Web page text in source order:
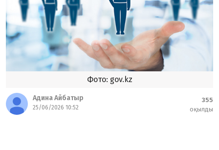
Фото: gov.kz
Адина Айбатыр
25/06/2026 10:52
355
оқылды